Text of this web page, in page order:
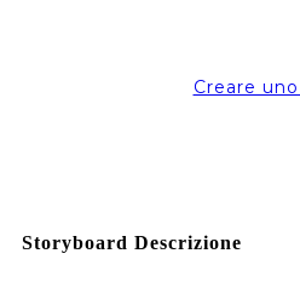
Creare
Storyboard Descrizione